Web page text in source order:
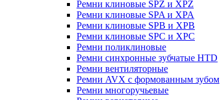
Ремни клиновые SPZ и XPZ
Ремни клиновые SPA и XPA
Ремни клиновые SPB и XPB
Ремни клиновые SPC и XPC
Ремни поликлиновые
Ремни синхронные зубчатые HTD
Ремни вентиляторные
Ремни AVX с формованным зубом
Ремни многоручьевые